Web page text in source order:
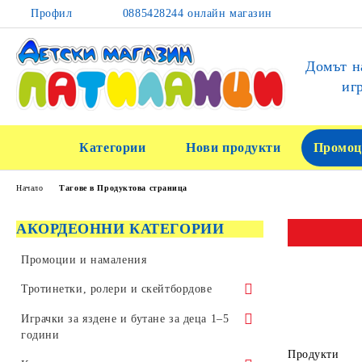
Профил 0885428244 онлайн магазин
Домът
Категории Нови продукти
АКОРДЕОННИ КАТЕГОРИИ
Промоции и намаления
Тротинетки, ролери и скейтбордове
Тротинетки за трикове и скачане
Играчки за яздене и бутане за деца 1–5
години
Начало Тагове в Продуктова страница
Продукти